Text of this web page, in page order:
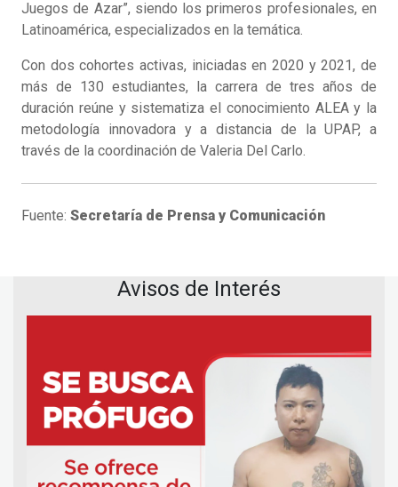
Juegos de Azar”, siendo los primeros profesionales, en
Latinoamérica, especializados en la temática.
Con dos cohortes activas, iniciadas en 2020 y 2021, de
más de 130 estudiantes, la carrera de tres años de
duración reúne y sistematiza el conocimiento ALEA y la
metodología innovadora y a distancia de la UPAP, a
través de la coordinación de Valeria Del Carlo.
Fuente: Secretaría de Prensa y Comunicación
Avisos de Interés